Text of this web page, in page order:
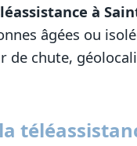
à
âgées ou
de chute,